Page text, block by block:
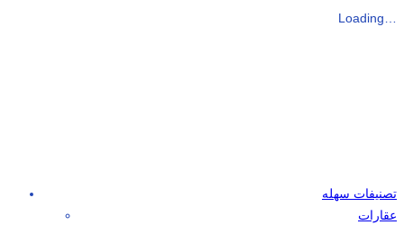
Loading…
تصنيفات سهله
عقارات